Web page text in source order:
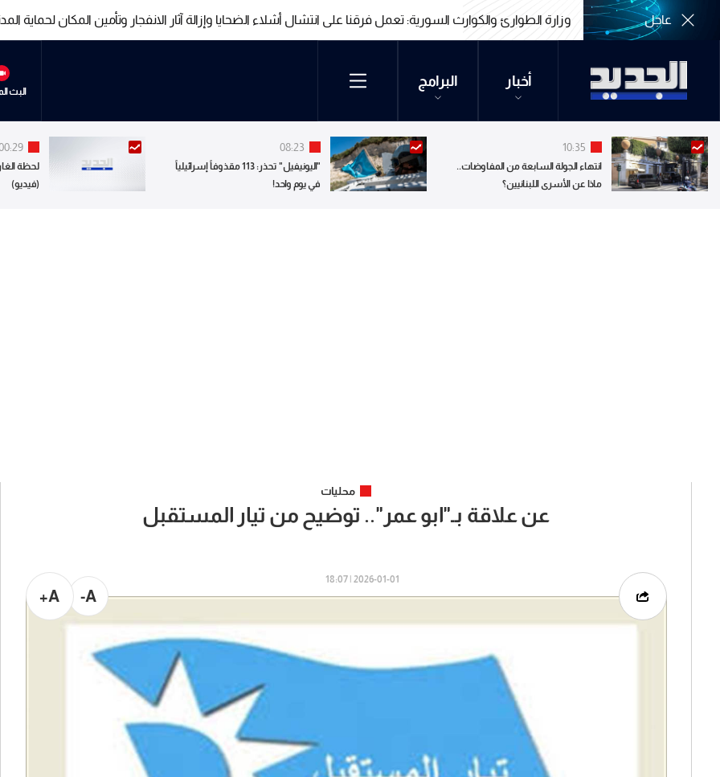
عاجل وزارة الطوارئ والكوارث السورية: تعمل فرقنا على انتشال أشلاء الضحايا وإزالة آثار الانفجار وتأمين المكان لحماية
أخبار البرامج
البث
10:35
انتهاء الجولة السابعة من المفاوضات..
ماذا عن الأسرى اللبنانيين؟
08:23
"اليونيفيل" تحذر: 113 مقذوفاً إسرائيلياً
في يوم واحد!
لحظة
(فيديو)
محليات
عن علاقة بـ"ابو عمر".. توضيح من تيار المستقبل
2026-01-01 | 18:07
A-
A+